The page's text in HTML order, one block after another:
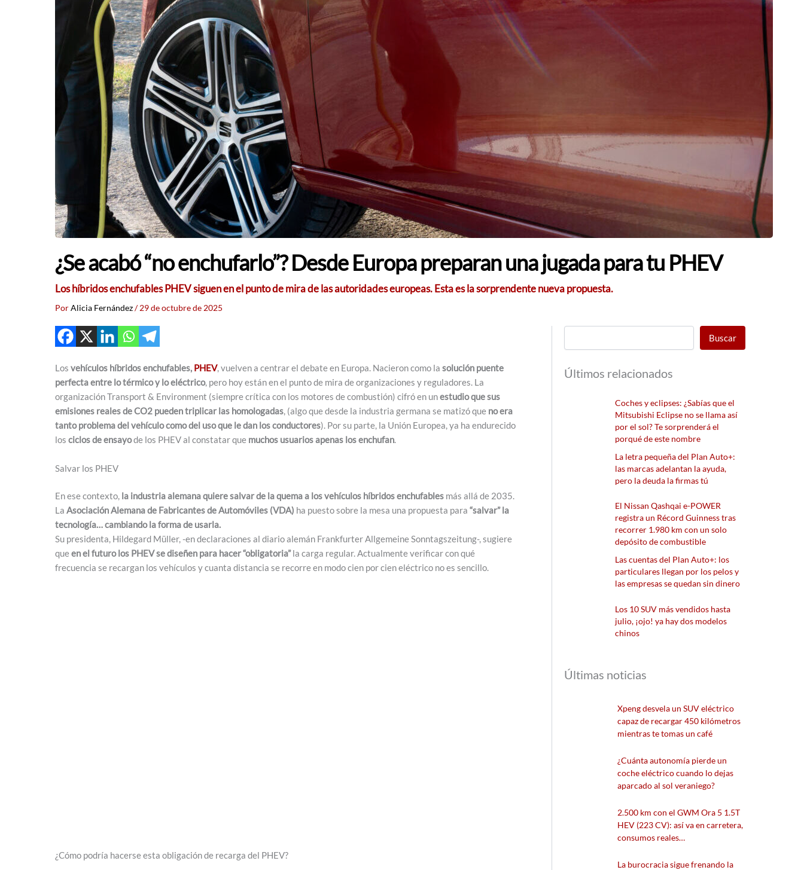
¿Se acabó “no enchufarlo”? Desde Europa preparan una jugada para tu PHEV
Los híbridos enchufables PHEV siguen en el punto de mira de las autoridades europeas. Esta es la sorprendente nueva propuesta.
PorAlicia Fernández/29 de octubre de 2025
Los vehículos híbridos enchufables, PHEV, vuelven a centrar el debate en Europa. Nacieron como la solución puente
perfecta entre lo térmico y lo eléctrico, pero hoy están en el punto de mira de organizaciones y reguladores. La
organización Transport & Environment (siempre crítica con los motores de combustión) cifró en unestudio que sus
emisiones reales de CO2 pueden triplicar las homologadas , (algo que desde la industria germana se matizó que no era
tanto problema del vehículo como del uso que le dan los conductores). Por su parte, la Unión Europea, ya ha endurecido
los ciclos de ensayode los PHEV al constatar que muchos usuarios apenas los enchufan
Salvar los PHEV
En ese contexto, la industria alemana quiere salvar de la quema a los vehículos híbridos enchufables más allá de 2035.
La Asociación Alemana de Fabricantes de Automóviles (VDA) ha puesto sobre la mesa una propuesta para “salvar” la
tecnología… cambiando la forma de usarla.
Su presidenta, Hildegard Müller, -en declaraciones al diario alemán Frankfurter Allgemeine Sonntagszeitung-, sugiere
queen el futuro los PHEV se diseñen para hacer “obligatoria”la carga regular. Actualmente verificar con qué
frecuencia se recargan los vehículos y cuanta distancia se recorre en modo cien por cien eléctrico no es sencillo.
¿Cómo podría hacerse esta obligación de recarga del PHEV?
Buscar
Últimos relacionados
Coches y eclipses: ¿Sabías que el
Mitsubishi Eclipse no se llama así
por el sol? Te sorprenderá el
porqué de este nombre
La letra pequeña del Plan Auto+:
las marcas adelantan la ayuda,
pero la deuda la firmas tú
El Nissan Qashqai e-POWER
registra un Récord Guinness tras
recorrer 1.980 km con un solo
depósito de combustible
Las cuentas del Plan Auto+: los
particulares llegan por los pelos y
las empresas se quedan sin dinero
Los 10 SUV más vendidos hasta
julio, ¡ojo! ya hay dos modelos
chinos
Últimas noticias
Xpeng desvela un SUV eléctrico
capaz de recargar 450 kilómetros
mientras te tomas un café
¿Cuánta autonomía pierde un
coche eléctrico cuando lo dejas
aparcado al sol veraniego?
2.500 km con el GWM Ora 5 1.5T
HEV (223 CV): así va en carretera,
consumos reales…
La burocracia sigue frenando la